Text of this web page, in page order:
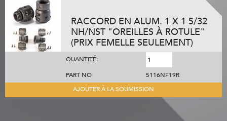
RACCORD EN ALUM. 1 X 1 5/32
NH/NST "OREILLES À ROTULE"
(PRIX FEMELLE SEULEMENT)
QUANTITÉ:
PART NO
5116NF19R
AJOUTER À LA SOUMISSION